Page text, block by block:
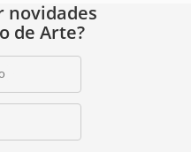
novidades
de Arte?